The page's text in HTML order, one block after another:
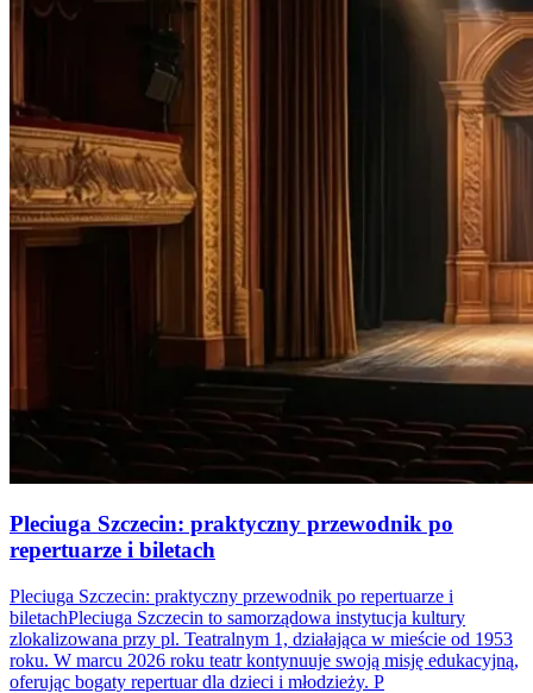
Pleciuga Szczecin: praktyczny przewodnik po
repertuarze i biletach
Pleciuga Szczecin: praktyczny przewodnik po repertuarze i
biletachPleciuga Szczecin to samorządowa instytucja kultury
zlokalizowana przy pl. Teatralnym 1, działająca w mieście od 1953
roku. W marcu 2026 roku teatr kontynuuje swoją misję edukacyjną,
oferując bogaty repertuar dla dzieci i młodzieży. P